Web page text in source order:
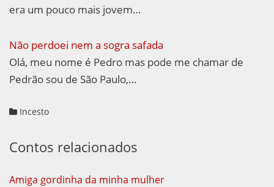
era um pouco mais jovem…
Não perdoei nem a sogra safada
Olá, meu nome é Pedro mas pode me chamar de
Pedrão sou de São Paulo,…
Incesto
Contos relacionados
Amiga gordinha da minha mulher